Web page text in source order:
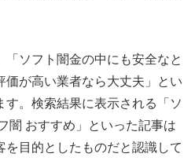
「ソフト闇金の中にも安全なと
価が高い業者なら大丈夫」とい
す。検索結果に表示される「ソ
闇 おすすめ」といった記事は
目的としたものだと認識して